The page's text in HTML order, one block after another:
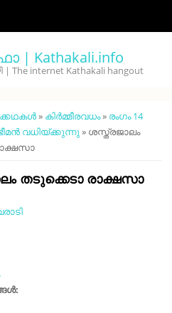
Kathakali.info
internet Kathakali hangout
» കിർമ്മീരവധം» രംഗം 14
വധിയ്ക്കുന്നു » ശസ്ത്രജാലം
തടുക്കെടാ രാക്ഷസാ